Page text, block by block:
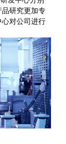
研究更加专
对公司进行